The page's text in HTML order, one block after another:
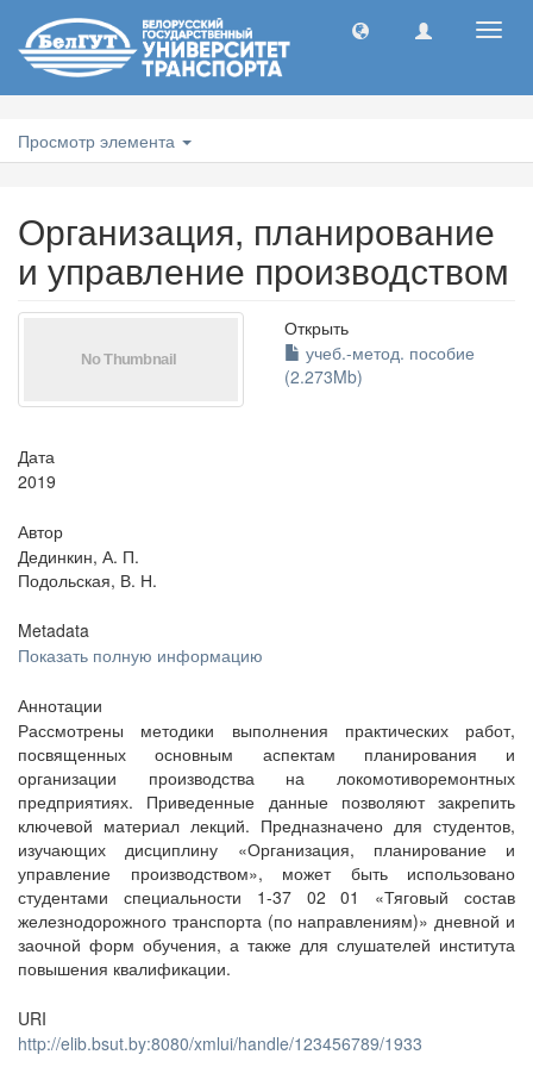
Просмотр элемента
Организация, планирование
и управление производством
Открыть
учеб.-метод. пособие
(2.273Mb)
Дата
2019
Автор
Дединкин, А. П.
Подольская, В. Н.
Metadata
Показать полную информацию
Аннотации
Рассмотрены методики выполнения практических работ,
посвященных основным аспектам планирования и
организации производства на локомотиворемонтных
предприятиях. Приведенные данные позволяют закрепить
ключевой материал лекций. Предназначено для студентов,
изучающих дисциплину «Организация, планирование и
управление производством», может быть использовано
студентами специальности 1-37 02 01 «Тяговый состав
железнодорожного транспорта (по направлениям)» дневной и
заочной форм обучения, а также для слушателей института
повышения квалификации.
URI
http://elib.bsut.by:8080/xmlui/handle/123456789/1933